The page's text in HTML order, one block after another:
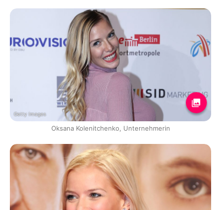
Getty Images
Oksana Kolenitchenko, Unternehmerin